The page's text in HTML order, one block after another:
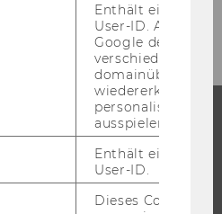
Enthält eine
User-ID. Anhand
Google den User
verschiedene
wiedererkennen
personalisierte
ausspielen.
Enthält eine
User-ID.
Dieses Cookie